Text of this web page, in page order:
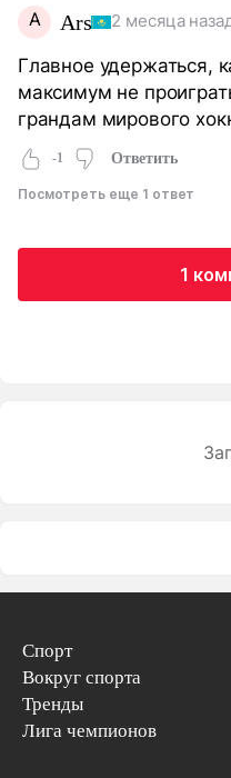
A Ars 2 месяца
Главное удержаться,
максимум не
грандам мирового
-1 Ответить
Посмотреть еще 1 ответ
1
Спорт
Вокруг спорта
Тренды
Лига чемпионов